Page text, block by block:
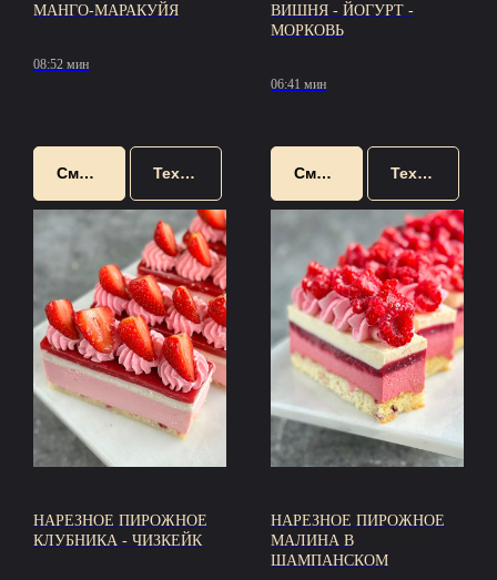
МАНГО-МАРАКУЙЯ
08:52 мин
Смотреть Техкарта
ВИШНЯ - ЙОГУРТ -
МОРКОВЬ
06:41 мин
Смотреть Техкарта
НАРЕЗНОЕ ПИРОЖНОЕ
КЛУБНИКА - ЧИЗКЕЙК
НАРЕЗНОЕ ПИРОЖНОЕ
МАЛИНА В
ШАМПАНСКОМ